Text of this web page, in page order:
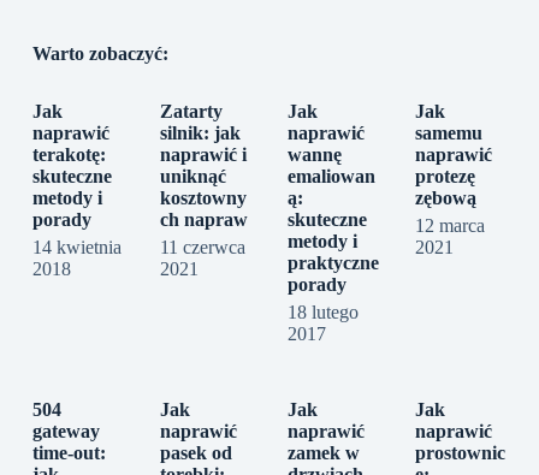
Warto zobaczyć:
Jak
naprawić
terakotę:
skuteczne
metody i
porady
14 kwietnia
2018
Zatarty
silnik: jak
naprawić i
uniknąć
kosztowny
ch napraw
11 czerwca
2021
Jak
naprawić
wannę
emaliowan
ą:
skuteczne
metody i
praktyczne
porady
18 lutego
2017
Jak
samemu
naprawić
protezę
zębową
12 marca
2021
504
gateway
time-out:
Jak
naprawić
pasek od
Jak
naprawić
zamek w
Jak
naprawić
prostownic